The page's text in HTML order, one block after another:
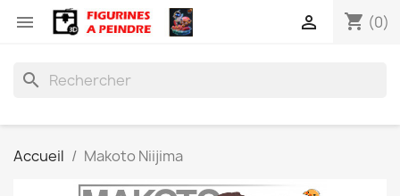
 shopping_cart (0)

search
Accueil Makoto Niijima